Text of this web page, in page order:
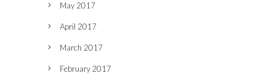
May 2017
April 2017
March 2017
February 2017